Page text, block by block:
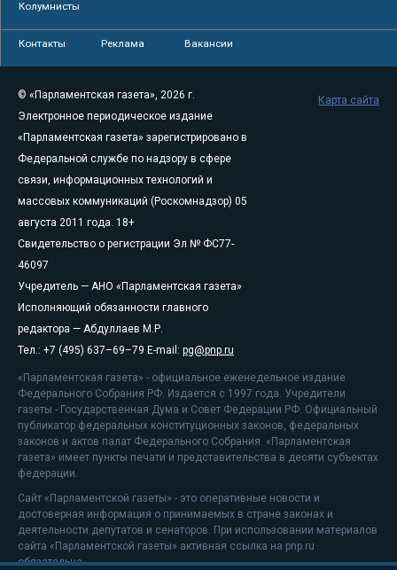
Колумнисты
Контакты Реклама Вакансии
© «Парламентская газета», 2026 г.
Электронное периодическое издание
«Парламентская газета» зарегистрировано в
Федеральной службе по надзору в сфере
связи, информационных технологий и
массовых коммуникаций (Роскомнадзор) 05
августа 2011 года. 18+
Свидетельство о регистрации Эл № ФС77-
46097
Учредитель — АНО «Парламентская газета»
Исполняющий обязанности главного
редактора — Абдуллаев М.Р.
Тел.: +7 (495) 637–69–79 E-mail: pg@pnp.ru
«Парламентская газета» - официальное еженедельное издание
Федерального Собрания РФ. Издается с 1997 года. Учредители
газеты - Государственная Дума и Совет Федерации РФ. Официальный
публикатор федеральных конституционных законов, федеральных
законов и актов палат Федерального Собрания. «Парламентская
газета» имеет пункты печати и представительства в десяти субъектах
федерации.
Сайт «Парламентской газеты» - это оперативные новости и
достоверная информация о принимаемых в стране законах и
деятельности депутатов и сенаторов. При использовании материалов
сайта «Парламентской газеты» активная ссылка на pnp.ru
обязательна.
Карта сайта